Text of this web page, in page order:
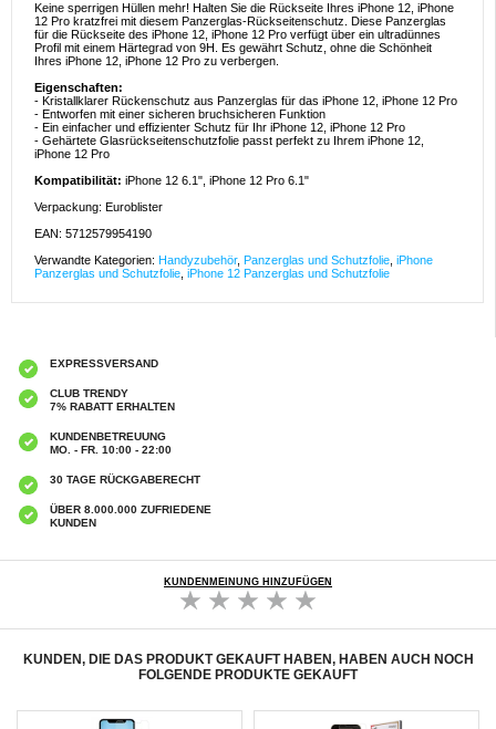
Keine sperrigen Hüllen mehr! Halten Sie die Rückseite Ihres iPhone 12, iPhone
12 Pro kratzfrei mit diesem Panzerglas-Rückseitenschutz. Diese Panzerglas
für die Rückseite des iPhone 12, iPhone 12 Pro verfügt über ein ultradünnes
Profil mit einem Härtegrad von 9H. Es gewährt Schutz, ohne die Schönheit
Ihres iPhone 12, iPhone 12 Pro zu verbergen.
Eigenschaften:
- Kristallklarer Rückenschutz aus Panzerglas für das iPhone 12, iPhone 12 Pro
- Entworfen mit einer sicheren bruchsicheren Funktion
- Ein einfacher und effizienter Schutz für Ihr iPhone 12, iPhone 12 Pro
- Gehärtete Glasrückseitenschutzfolie passt perfekt zu Ihrem iPhone 12,
iPhone 12 Pro
Kompatibilität: iPhone 12 6.1", iPhone 12 Pro 6.1"
Verpackung: Euroblister
EAN: 5712579954190
Verwandte Kategorien: Handyzubehör, Panzerglas und Schutzfolie iPhone
Panzerglas und Schutzfolie iPhone 12 Panzerglas und Schutzfolie
EXPRESSVERSAND
CLUB TRENDY
7% RABATT ERHALTEN
KUNDENBETREUUNG
MO. - FR. 10:00 - 22:00
30 TAGE RÜCKGABERECHT
ÜBER 8.000.000 ZUFRIEDENE
KUNDEN
KUNDENMEINUNG HINZUFÜGEN
KUNDEN, DIE DAS PRODUKT GEKAUFT HABEN, HABEN AUCH NOCH
FOLGENDE PRODUKTE GEKAUFT